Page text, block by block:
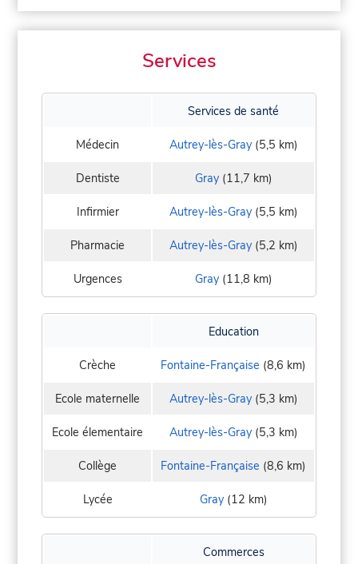
Services
Services de santé
Médecin Autrey-lès-Gray(5,5 km)
Dentiste Gray(11,7 km)
Infirmier Autrey-lès-Gray(5,5 km)
Pharmacie Autrey-lès-Gray(5,2 km)
Urgences Gray(11,8 km)
Education
Crèche Fontaine-Française (8,6 km)
Ecole maternelle Autrey-lès-Gray(5,3 km)
Ecole élementaire Autrey-lès-Gray(5,3 km)
Collège Fontaine-Française (8,6 km)
Lycée Gray(12 km)
Commerces